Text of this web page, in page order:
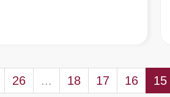
15
16
17
18
...
26